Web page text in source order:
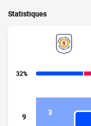
Statistiques
32%
9 3